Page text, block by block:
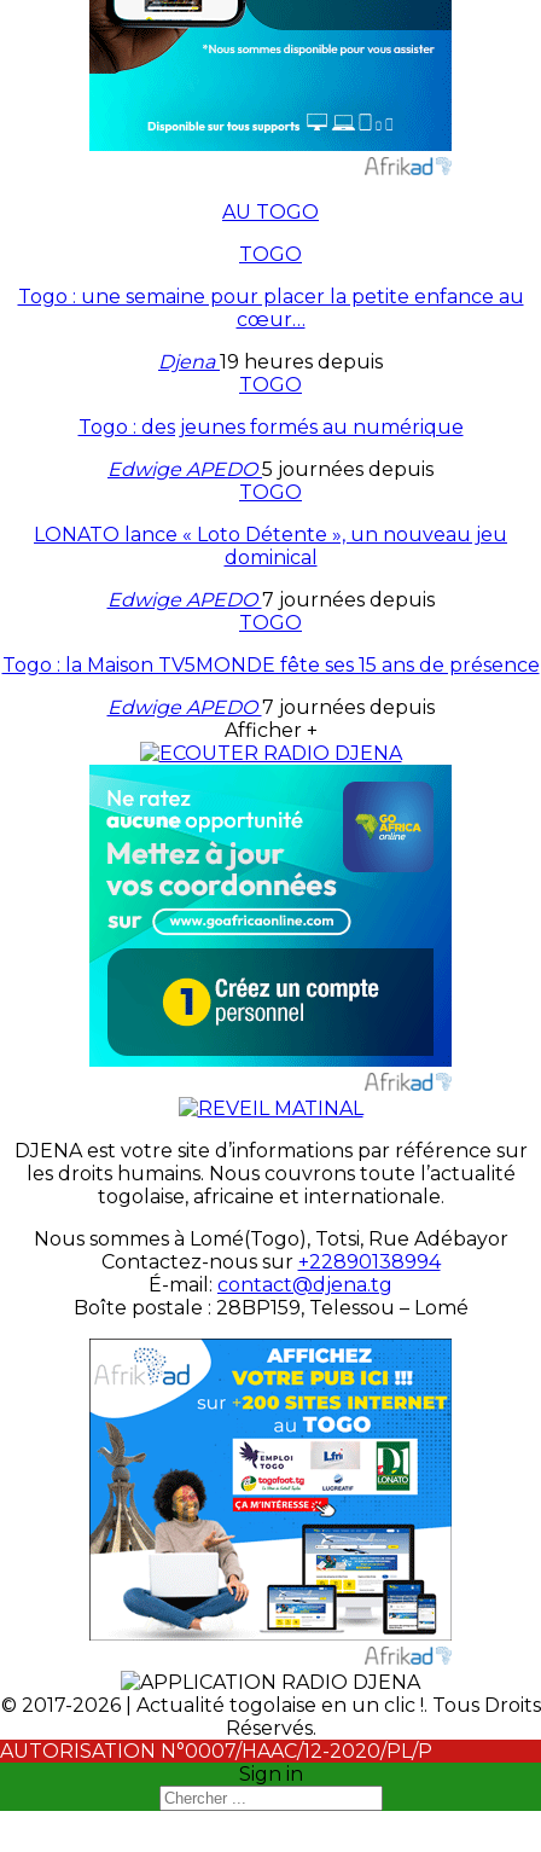
AU TOGO
TOGO
Togo : une semaine pour placer la petite enfance au
cœur…
Djena19 heures depuis
TOGO
Togo : des jeunes formés au numérique
Edwige APEDO5 journées depuis
TOGO
LONATO lance « Loto Détente », un nouveau jeu
dominical
Edwige APEDO7 journées depuis
TOGO
Togo : la Maison TV5MONDE fête ses 15 ans de présence
Edwige APEDO7 journées depuis
Afficher +
DJENA est votre site d’informations par référence sur
les droits humains. Nous couvrons toute l’actualité
togolaise, africaine et internationale.
Nous sommes à Lomé(Togo), Totsi, Rue Adébayor
Contactez-nous sur +22890138994
É-mail: contact@djena.tg
Boîte postale : 28BP159, Telessou – Lomé
© 2017-2026 | Actualité togolaise en un clic !. Tous Droits
Réservés.
AUTORISATION N°0007/HAAC/12-2020/PL/P
Sign in